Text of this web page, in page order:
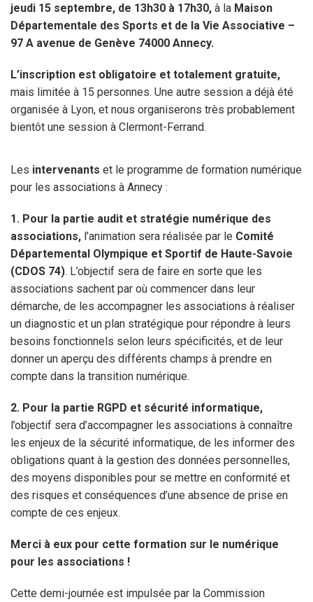
jeudi 15 septembre, de 13h30 à 17h30, à la Maison
Départementale des Sports et de la Vie Associative –
97 A avenue de Genève 74000 Annecy.
L’inscription est obligatoire et totalement gratuite,
mais limitée à 15 personnes. Une autre session a déjà été
organisée à Lyon, et nous organiserons très probablement
bientôt une session à Clermont-Ferrand.
Les intervenants et le programme de formation numérique
pour les associations à Annecy :
1. Pour la partie audit et stratégie numérique des
associations, l’animation sera réalisée par le Comité
Départemental Olympique et Sportif de Haute-Savoie
(CDOS 74). L’objectif sera de faire en sorte que les
associations sachent par où commencer dans leur
démarche, de les accompagner les associations à réaliser
un diagnostic et un plan stratégique pour répondre à leurs
besoins fonctionnels selon leurs spécificités, et de leur
donner un aperçu des différents champs à prendre en
compte dans la transition numérique.
2. Pour la partie RGPD et sécurité informatique,
l’objectif sera d’accompagner les associations à connaître
les enjeux de la sécurité informatique, de les informer des
obligations quant à la gestion des données personnelles,
des moyens disponibles pour se mettre en conformité et
des risques et conséquences d’une absence de prise en
compte de ces enjeux.
Merci à eux pour cette formation sur le numérique
pour les associations !
Cette demi-journée est impulsée par la Commission